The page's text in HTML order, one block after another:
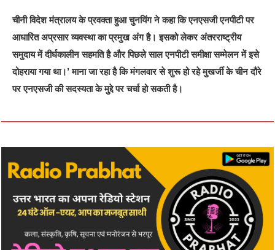
चीनी विदेश मंत्रालय के प्रवक्ता हुआ चुनयिंग ने कहा कि एनएसजी एनपीटी पर
आधारित अप्रसार व्यवस्था का प्रमुख अंग है। इसको लेकर अंतरराष्ट्रीय
समुदाय में दीर्घकालीन सहमति है और पिछले साल एनपीटी समीक्षा सम्मेलन में इसे
दोहराया गया था।’ माना जा रहा है कि मंगलवार से शुरू हो रहे मुखर्जी के चीन दौरे
पर एनएसजी की सदस्यता के मुद्दे पर चर्चा हो सकती है।